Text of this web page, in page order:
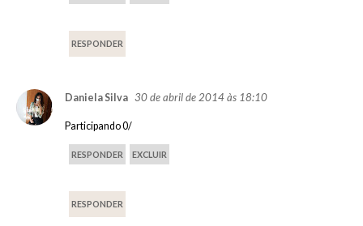
RESPONDER
Daniela Silva 30 de abril de 2014 às 18:10
Participando 0/
RESPONDER EXCLUIR
RESPONDER